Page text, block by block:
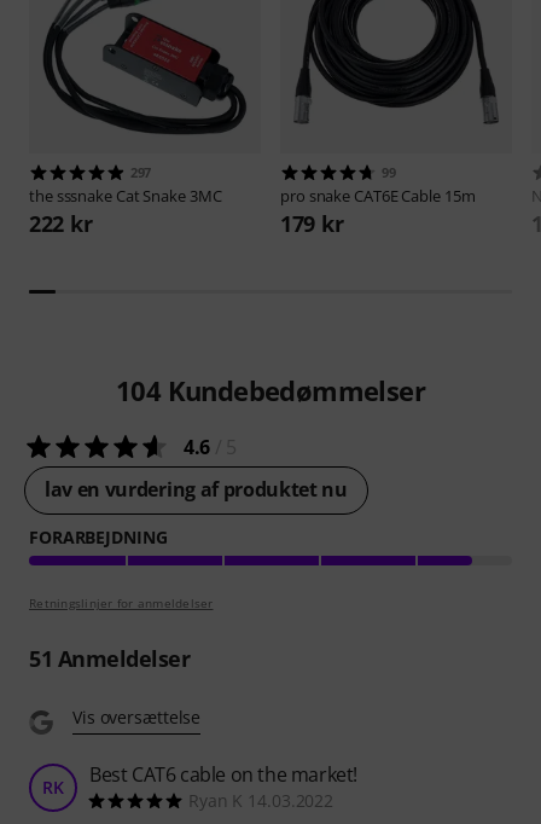
297
the sssnake Cat Snake 3MC
222 kr
99
pro snake CAT6E Cable 15m
179 kr
104 Kundebedømmelser
4.6
lav en vurdering af produktet nu
FORARBEJDNING
Retningslinjer for anmeldelser
51 Anmeldelser
Vis oversættelse
RK Best CAT6 cable on the market!
Ryan K 14.03.2022